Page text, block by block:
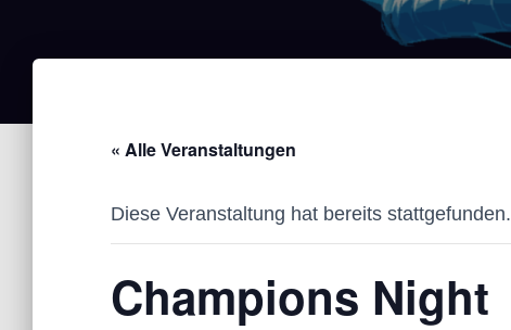
« Alle Veranstaltungen
Diese Veranstaltung hat bereits stattgefunden.
Champions Night